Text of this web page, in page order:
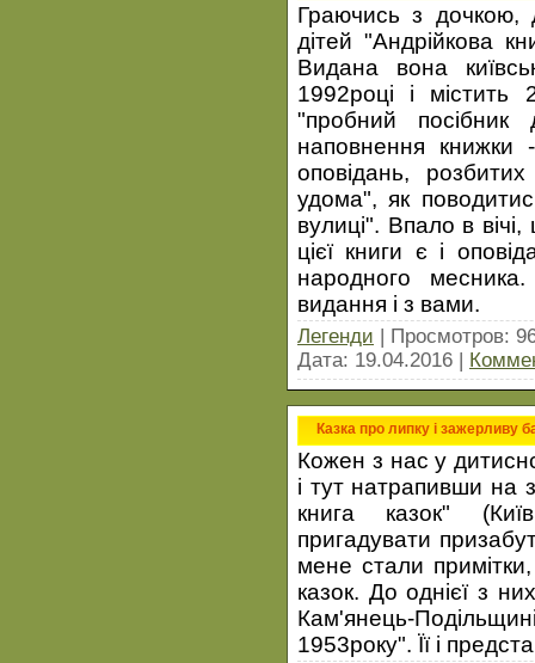
Граючись з дочкою,
дітей "Андрійкова
Видана вона
1992році і містить
"пробний
наповнення книжки
оповідань,
удома", як
вулиці". Впало в
цієї книги є і
народного
видання і з вами.
Легенди | Просмотров:
Дата: 19.04.2016 |
Казка про липку і зажерливу
Кожен з нас у
і тут натрапивши на
книга казок"
пригадувати
мене стали
казок. До однієї з
Кам'янець-
1953року". Її і